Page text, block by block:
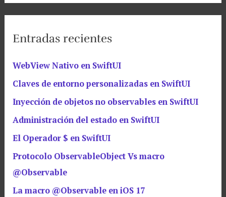
Entradas recientes
WebView Nativo en SwiftUI
Claves de entorno personalizadas en SwiftUI
Inyección de objetos no observables en SwiftUI
Administración del estado en SwiftUI
El Operador $ en SwiftUI
Protocolo ObservableObject Vs macro
@Observable
La macro @Observable en iOS 17